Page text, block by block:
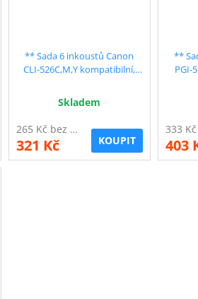
** Sada 6 inkoustů Canon
CLI-526C,M,Y kompatibilní,
Skladem
265 Kč bez DPH
321 Kč KOUPIT
**
PGI-
403